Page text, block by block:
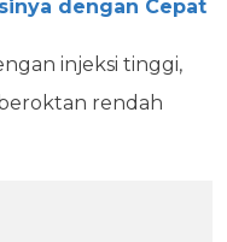
dengan Cepat
injeksi tinggi,
rendah